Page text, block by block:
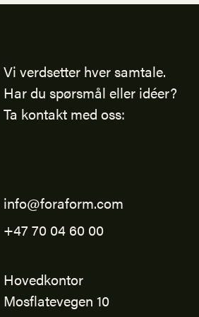
Vi verdsetter hver samtale.
Har du spørsmål eller idéer?
Ta kontakt med oss:
info@foraform.com
+47 70 04 60 00
Hovedkontor
Mosflatevegen 10